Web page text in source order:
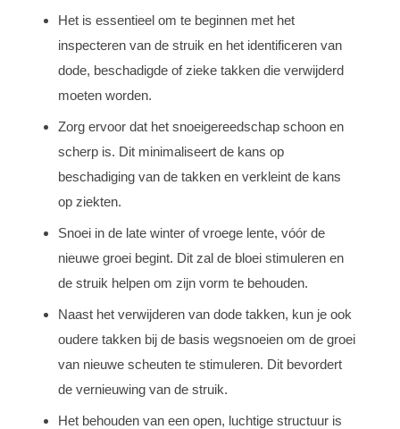
Het is essentieel om te beginnen met het
inspecteren van de struik en het identificeren van
dode, beschadigde of zieke takken die verwijderd
moeten worden.
Zorg ervoor dat het snoeigereedschap schoon en
scherp is. Dit minimaliseert de kans op
beschadiging van de takken en verkleint de kans
op ziekten.
Snoei in de late winter of vroege lente, vóór de
nieuwe groei begint. Dit zal de bloei stimuleren en
de struik helpen om zijn vorm te behouden.
Naast het verwijderen van dode takken, kun je ook
oudere takken bij de basis wegsnoeien om de groei
van nieuwe scheuten te stimuleren. Dit bevordert
de vernieuwing van de struik.
Het behouden van een open, luchtige structuur is